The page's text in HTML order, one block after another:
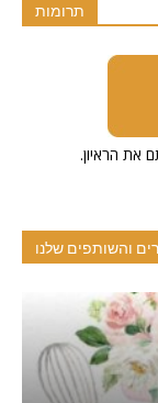
תרומות
.פרויקט זה מיושם על ידי תרומות והתנדבות, אם אהבתם את הראיון
והשותפים שלנו